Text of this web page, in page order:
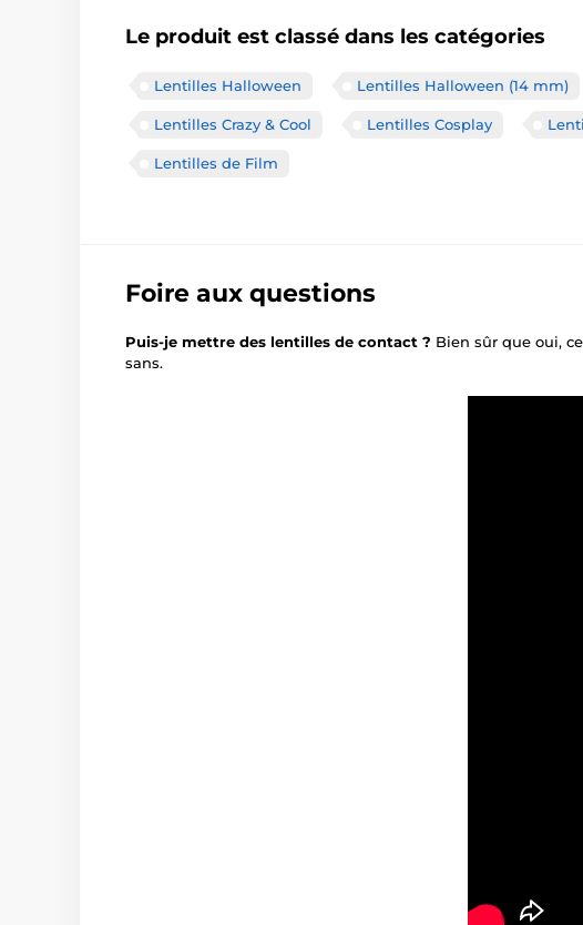
Le produit est classé dans les catégories
Lentilles Halloween Lentilles Halloween (14 mm)
Lentilles Crazy & Cool Lentilles Cosplay
Lentilles de Film
Foire aux questions
Puis-je mettre des lentilles de contact ? Bien sûr que oui,
sans.